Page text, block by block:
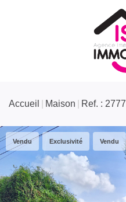
Accueil Maison Ref. : 2777
Vendu Exclusivité Vendu